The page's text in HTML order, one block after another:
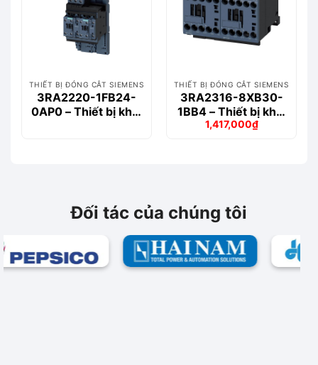
THIẾT BỊ ĐÓNG CẮT SIEMENS
3RA2220-1FB24-
0AP0 – Thiết bị khởi
THIẾT BỊ ĐÓNG CẮT SIEMENS
3RA2316-8XB30-
1BB4 – Thiết bị khởi
động động cơ
Giá
1,417,000₫
Giá
Đối tác của chúng tôi